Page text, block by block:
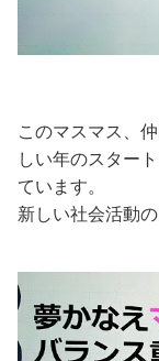
このマスマス、
しい年のスター
ています。
新しい社会活動の